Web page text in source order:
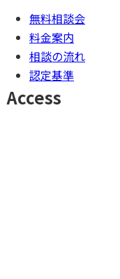
無料相談会
料金案内
相談の流れ
認定基準
Access